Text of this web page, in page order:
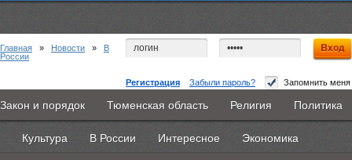
По Гринвичу (GMT +5)
Регистрация Забыли пароль? Запомнить меня
Главная Новости Объявления КНИГИ ВестиNet
Каталоги 9PS Прочее
Закон и порядок Тюменская область Религия Политика
Культура В России Интересное Экономика
Главная » Новости » В
России
Клиенты Почты России высоко оценили
уровень качества доставки EMS